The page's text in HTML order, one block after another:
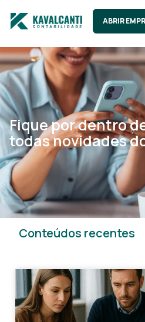
ABRIR
Fique por dentro
todas novidades
Conteúdos recentes